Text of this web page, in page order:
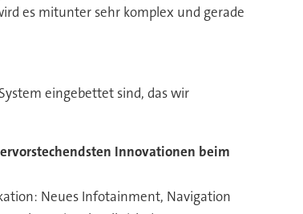
es mitunter sehr komplex und gerade
eingebettet sind, das wir
Innovationen beim
Neues Infotainment, Navigation